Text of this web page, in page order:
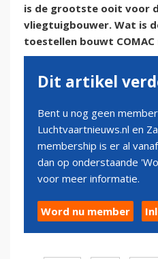
is de grootste ooit voor
vliegtuigbouwer. Wat is
toestellen bouwt COMAC
Dit artikel
Bent u nog geen
Luchtvaartnieuws.nl en
membership is er al
dan op onderstaande
voor meer informatie.
Word nu member